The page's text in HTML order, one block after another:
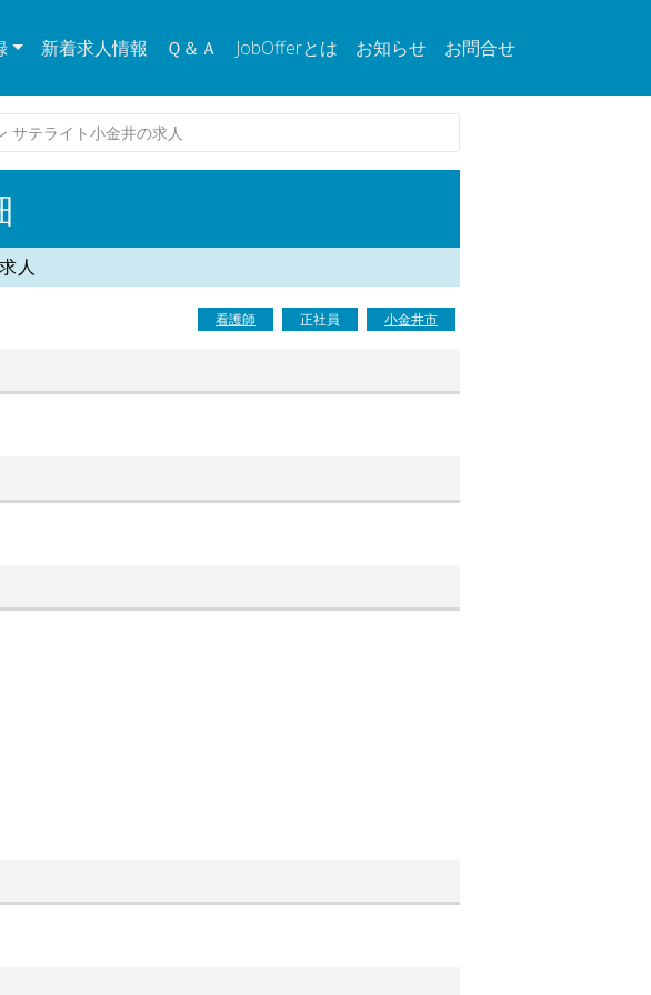
新着求人情報 Ｑ＆Ａ JobOfferとは お知らせ お問合せ
サテライト小金井の求人
人
看護師 正社員 小金井市